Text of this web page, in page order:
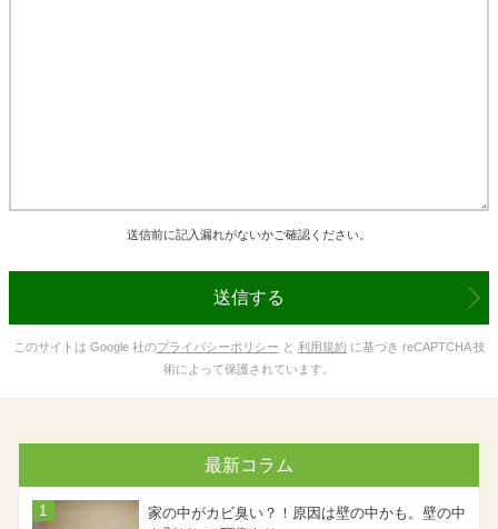
送信前に記入漏れがないかご確認ください。
送信する
名
このサイトは Google 社のプライバシーポリシー と 利用規約 に基づき reCAPTCHA 技
術によって保護されています。
最新コラム
家の中がカビ臭い？！原因は壁の中かも。壁の中